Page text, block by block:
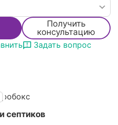
Получить
консультацию
Задать вопрос
септиков